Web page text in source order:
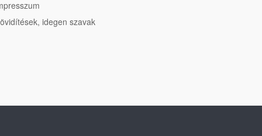
idegen szavak